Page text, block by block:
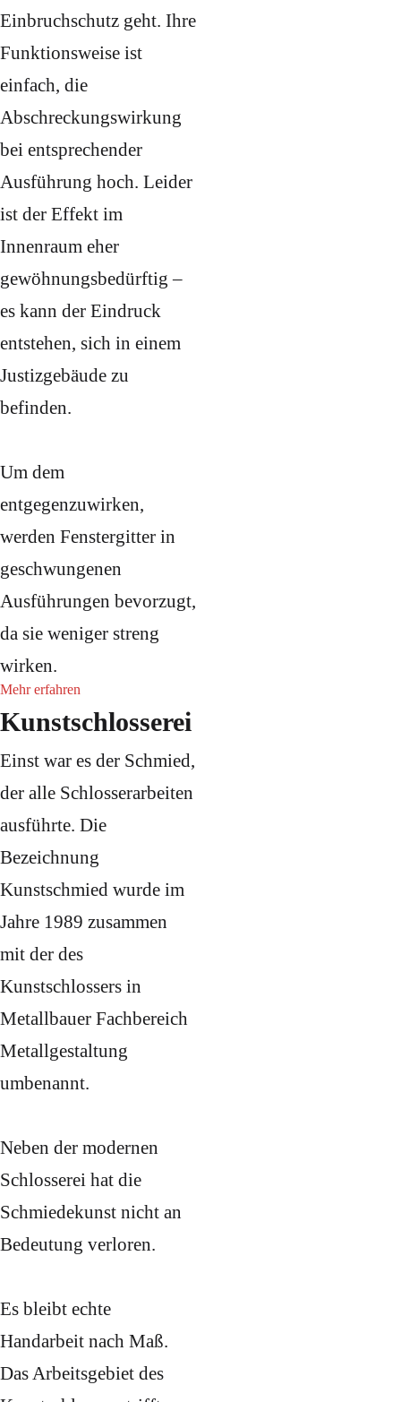
Einbruchschutz geht. Ihre
Funktionsweise ist
einfach, die
Abschreckungswirkung
bei entsprechender
Ausführung hoch. Leider
ist der Effekt im
Innenraum eher
gewöhnungsbedürftig –
es kann der Eindruck
entstehen, sich in einem
Justizgebäude zu
befinden.
Um dem
entgegenzuwirken,
werden Fenstergitter in
geschwungenen
Ausführungen bevorzugt,
da sie weniger streng
wirken.
Mehr erfahren
Kunstschlosserei
Einst war es der Schmied,
der alle Schlosserarbeiten
ausführte. Die
Bezeichnung
Kunstschmied wurde im
Jahre 1989 zusammen
mit der des
Kunstschlossers in
Metallbauer Fachbereich
Metallgestaltung
umbenannt.
Neben der modernen
Schlosserei hat die
Schmiedekunst nicht an
Bedeutung verloren.
Es bleibt echte
Handarbeit nach Maß.
Das Arbeitsgebiet des